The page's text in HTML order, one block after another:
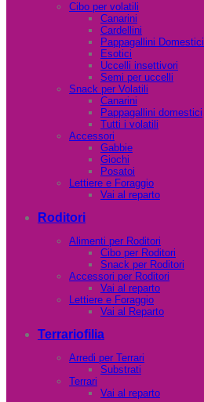
Cibo per volatili
Canarini
Cardellini
Pappagallini Domestici
Esotici
Uccelli insettivori
Semi per uccelli
Snack per Volatili
Canarini
Pappagallini domestici
Tutti i volatili
Accessori
Gabbie
Giochi
Posatoi
Lettiere e Foraggio
Vai al reparto
Roditori
Alimenti per Roditori
Cibo per Roditori
Snack per Roditori
Accessori per Roditori
Vai al reparto
Lettiere e Foraggio
Vai al Reparto
Terrariofilia
Arredi per Terrari
Substrati
Terrari
Vai al reparto